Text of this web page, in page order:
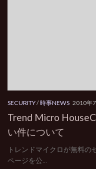
SECURITY/時事NEWS 2010年
Trend Micro
い件について
トレンドマイクロが無料
ページを公...